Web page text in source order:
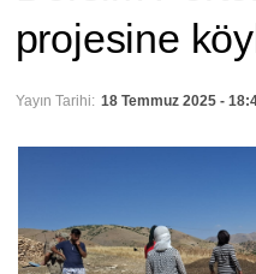
projesine
Yayın Tarihi: 18 Temmuz 2025 -